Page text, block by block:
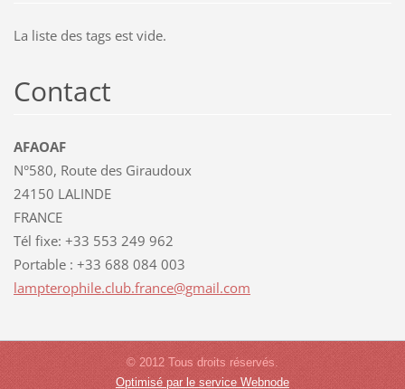
La liste des tags est vide.
Contact
AFAOAF
N°580, Route des Giraudoux
24150 LALINDE
FRANCE
Tél fixe: +33 553 249 962
Portable : +33 688 084 003
lampterophile.club.france@gmail.com
© 2012 Tous droits réservés.
Optimisé par le service Webnode